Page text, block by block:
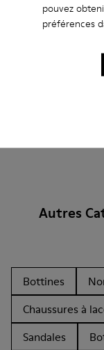
pouvez
préférences
Ajouter
Autres
Bottines
Chaussures à
Sandales